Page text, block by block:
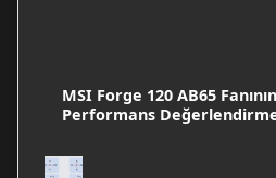
MSI Forge 120 AB65
Performans